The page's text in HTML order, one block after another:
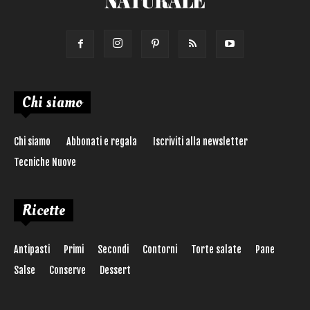
Chi siamo
Chi siamo Abbonati e regala
Iscriviti alla newsletter
Tecniche Nuove
Ricette
Antipasti Primi Secondi Contorni Torte salate
Pane
Salse
Conserve Dessert